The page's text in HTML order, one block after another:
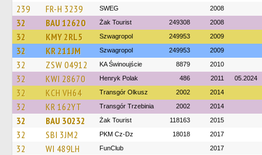
239 FR-H 3239 SWEG 2008
32 BAU 12620 Żak Tourist 249308 2008
32 KMY 2RL5 Szwagropol 249953 2009
32 KR 211JM Szwagropol 249953 2009
32 ZSW 04912 KA Świnoujście 8879 2010
32 KWI 28670 Henryk Polak 486 2011 05.2024
32 KCH VH64 Transgór Olkusz 2002 2014
32 KR 162YT Transgór Trzebinia 2002 2014
32 BAU 30232 Żak Tourist 118163 2015
32 SBI 3JM2 PKM Cz-Dz 18018 2017
32 WI 489LH FunClub 2017